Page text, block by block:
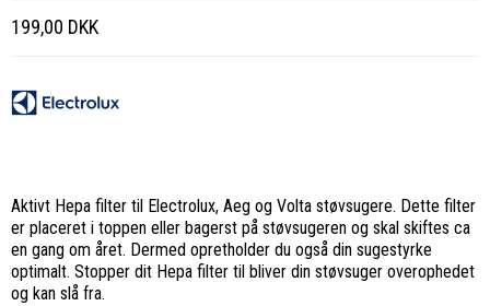
199,00 DKK
Aktivt Hepa filter til Electrolux, Aeg og Volta støvsugere. Dette filter
er placeret i toppen eller bagerst på støvsugeren og skal skiftes ca
en gang om året. Dermed opretholder du også din sugestyrke
optimalt. Stopper dit Hepa filter til bliver din støvsuger overophedet
og kan slå fra.